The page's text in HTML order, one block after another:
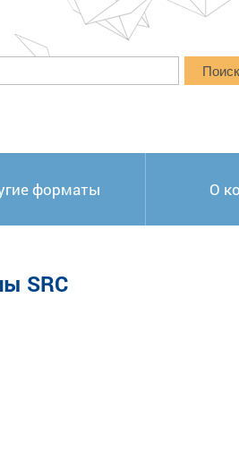
Поиск
форматы О
SRC